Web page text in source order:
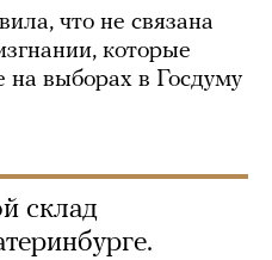
что не связана
которые
выборах в Госдуму
склад